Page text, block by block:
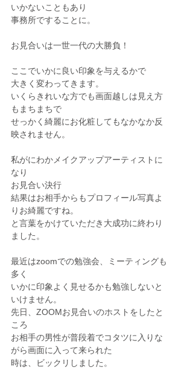
いかないこともあり
事務所ですることに。
お見合いは一世一代の大勝負！
ここでいかに良い印象を与えるかで
大きく変わってきます。
いくらきれいな方でも画面越しは見え方
もまちまちで
せっかく綺麗にお化粧してもなかなか反
映されません。
私がにわかメイクアップアーティストに
なり
お見合い決行
結果はお相手からもプロフィール写真よ
りお綺麗ですね。
と言葉をかけていただき大成功に終わり
ました。
最近はzoomでの勉強会、ミーティングも
多く
いかに印象よく見せるかも勉強しないと
いけません。
先日、ZOOMお見合いのホストをしたと
ころ
お相手の男性が普段着でコタツに入りな
がら画面に入って来られた
時は、ビックリしました。